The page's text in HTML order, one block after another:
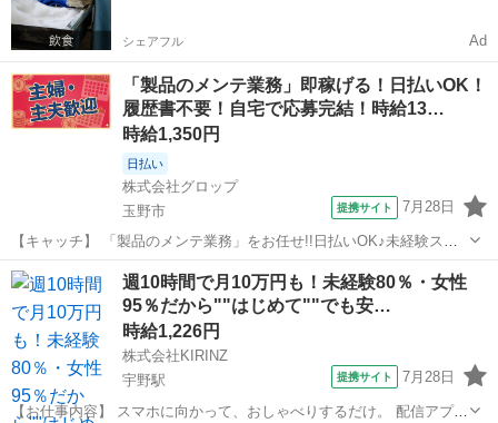
シェアフル Ad
「製品のメンテ業務」即稼げる！日払いOK！
履歴書不要！自宅で応募完結！時給13…
時給1,350円
日払い
株式会社グロップ
玉野市
提携サイト 7月28日
【キャッチ】 「製品のメンテ業務」をお任せ!!日払いOK♪未経験スタ
ッフも活躍中☆【土日祝休み】ものづくりがしたい方必見！20代から
40代が活躍中！製造工場での金属研磨などの業務！ 【コメント】 ＊＊
充実したお仕事探しをサ...
岡山 玉野市 工場
週10時間で月10万円も！未経験80％・女性
95％だから""はじめて""でも安…
時給1,226円
株式会社KIRINZ
宇野駅
提携サイト 7月28日
【お仕事内容】 スマホに向かって、おしゃべりするだけ。 配信アプリ